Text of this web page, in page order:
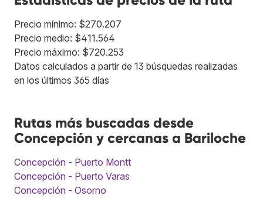
Precio mínimo: $270.207
Precio medio: $411.564
Precio máximo: $720.253
Datos calculados a partir de 13 búsquedas realizadas
en los últimos 365 días
Rutas más buscadas desde
Concepción y cercanas a Bariloche
Concepción - Puerto Montt
Concepción - Puerto Varas
Concepción - Osorno